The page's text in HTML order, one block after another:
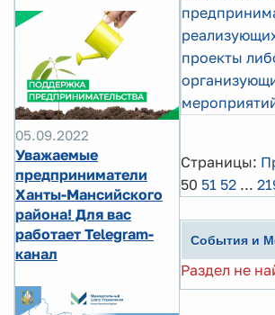
05.09.2022
Уважаемые
предприниматели
Ханты-Мансийского
района! Для вас
работает Telegram-
канал
проекты
Страницы:
50 51 52 ...
События и
Раздел не